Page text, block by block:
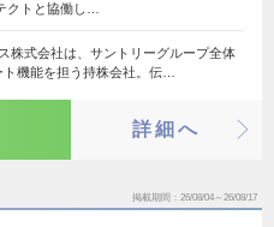
クトと協働し…
株式会社は、サントリーグループ全体
ト機能を担う持株会社。伝…
詳細へ
掲載期間 26/08/04～26/08/17